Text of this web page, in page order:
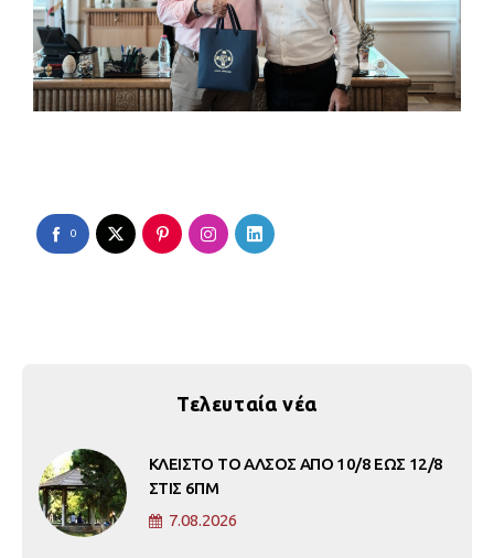
0
Τελευταία νέα
ΚΛΕΙΣΤΟ ΤΟ ΑΛΣΟΣ ΑΠΟ 10/8 ΕΩΣ 12/8
ΣΤΙΣ 6ΠΜ
7.08.2026